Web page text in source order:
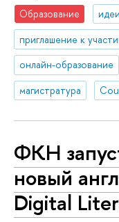
Образование
приглашение к
онлайн-образование
магистратура
ФКН
новый
Digital